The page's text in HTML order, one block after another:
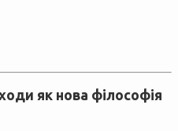
як нова філософія